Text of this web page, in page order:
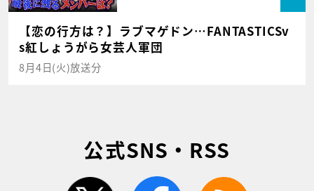
【恋の行方は？】ラブマゲドン…FANTASTICSv
s紅しょうがら女芸人軍団
8月4日(火)放送分
公式SNS・RSS
twitter facebook